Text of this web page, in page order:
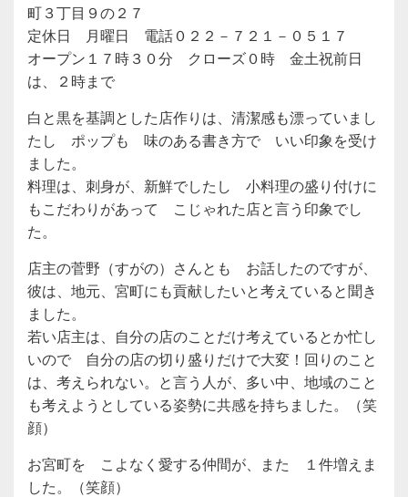
町３丁目９の２７
定休日 月曜日 電話０２２－７２１－０５１７
オープン１７時３０分 クローズ０時 金土祝前日
は、２時まで
白と黒を基調とした店作りは、清潔感も漂っていまし
たし ポップも 味のある書き方で いい印象を受け
ました。
料理は、刺身が、新鮮でしたし 小料理の盛り付けに
もこだわりがあって こじゃれた店と言う印象でし
た。
店主の菅野（すがの）さんとも お話したのですが、
彼は、地元、宮町にも貢献したいと考えていると聞き
ました。
若い店主は、自分の店のことだけ考えているとか忙し
いので 自分の店の切り盛りだけで大変！回りのこと
は、考えられない。と言う人が、多い中、地域のこと
も考えようとしている姿勢に共感を持ちました。（笑
顔）
お宮町を こよなく愛する仲間が、また １件増えま
した。（笑顔）